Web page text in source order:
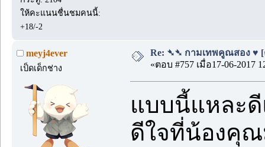
ให้คะแนนชื่นชมคนนี้:
+18/-2
meyj4ever
เป็ดเด็กช่าง
Re: ➴➴ กามเทพคูณสอง ♥ [
«ตอบ #757 เมื่อ17-06-2017
แบบนี้แหละ
ดีใจที่น้องคุณ